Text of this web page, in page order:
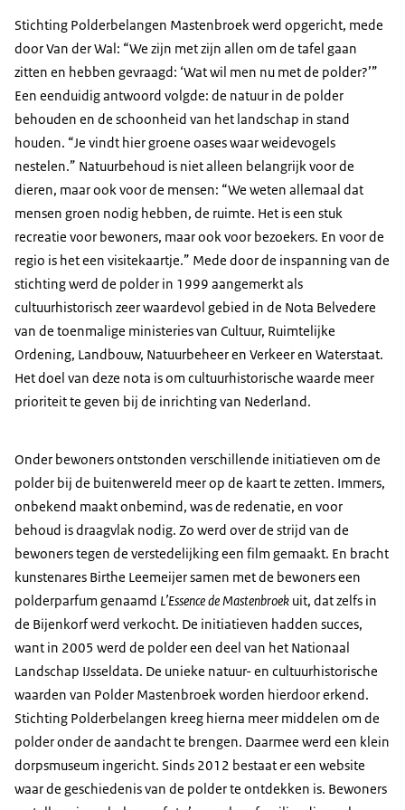
Stichting Polderbelangen Mastenbroek werd opgericht, mede
door Van der Wal: “We zijn met zijn allen om de tafel gaan
zitten en hebben gevraagd: ‘Wat wil men nu met de polder?’”
Een eenduidig antwoord volgde: de natuur in de polder
behouden en de schoonheid van het landschap in stand
houden. “Je vindt hier groene oases waar weidevogels
nestelen.” Natuurbehoud is niet alleen belangrijk voor de
dieren, maar ook voor de mensen: “We weten allemaal dat
mensen groen nodig hebben, de ruimte. Het is een stuk
recreatie voor bewoners, maar ook voor bezoekers. En voor de
regio is het een visitekaartje.” Mede door de inspanning van de
stichting werd de polder in 1999 aangemerkt als
cultuurhistorisch zeer waardevol gebied in de Nota Belvedere
van de toenmalige ministeries van Cultuur, Ruimtelijke
Ordening, Landbouw, Natuurbeheer en Verkeer en Waterstaat.
Het doel van deze nota is om cultuurhistorische waarde meer
prioriteit te geven bij de inrichting van Nederland.
Onder bewoners ontstonden verschillende initiatieven om de
polder bij de buitenwereld meer op de kaart te zetten. Immers,
onbekend maakt onbemind, was de redenatie, en voor
behoud is draagvlak nodig. Zo werd over de strijd van de
bewoners tegen de verstedelijking een film gemaakt. En bracht
kunstenares Birthe Leemeijer samen met de bewoners een
polderparfum genaamd L’Essence de Mastenbroek uit, dat zelfs in
de Bijenkorf werd verkocht. De initiatieven hadden succes,
want in 2005 werd de polder een deel van het Nationaal
Landschap IJsseldata. De unieke natuur- en cultuurhistorische
waarden van Polder Mastenbroek worden hierdoor erkend.
Stichting Polderbelangen kreeg hierna meer middelen om de
polder onder de aandacht te brengen. Daarmee werd een klein
dorpsmuseum ingericht. Sinds 2012 bestaat er een website
waar de geschiedenis van de polder te ontdekken is. Bewoners